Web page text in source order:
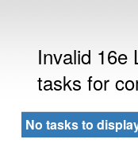
Invalid 16e
tasks for
No tasks to